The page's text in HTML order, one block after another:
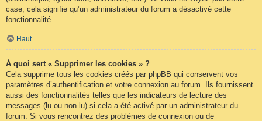
case, cela signifie qu’un administrateur du forum a désactivé cette
fonctionnalité.
Haut
À quoi sert « Supprimer les cookies » ?
Cela supprime tous les cookies créés par phpBB qui conservent vos
paramètres d’authentification et votre connexion au forum. Ils fournissent
aussi des fonctionnalités telles que les indicateurs de lecture des
messages (lu ou non lu) si cela a été activé par un administrateur du
forum. Si vous rencontrez des problèmes de connexion ou de